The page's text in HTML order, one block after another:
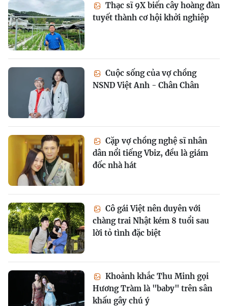
Thạc sĩ 9X biến cây hoàng đàn
tuyết thành cơ hội khởi nghiệp
Cuộc sống của vợ chồng
NSND Việt Anh - Chân Chân
Cặp vợ chồng nghệ sĩ nhân
dân nổi tiếng Vbiz, đều là giám
đốc nhà hát
Cô gái Việt nên duyên với
chàng trai Nhật kém 8 tuổi sau
lời tỏ tình đặc biệt
Khoảnh khắc Thu Minh gọi
Hương Tràm là "baby" trên sân
khấu gây chú ý